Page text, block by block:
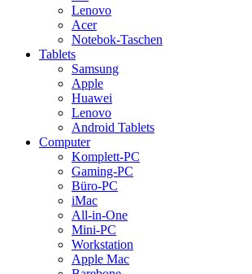
Lenovo
Acer
Notebok-Taschen
Tablets
Samsung
Apple
Huawei
Lenovo
Android Tablets
Computer
Komplett-PC
Gaming-PC
Büro-PC
iMac
All-in-One
Mini-PC
Workstation
Apple Mac